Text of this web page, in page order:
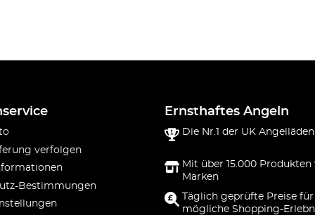
verfolgen
Bestimmungen
Ernsthaftes Angeln
Die Nr.1 der UK
Mit über 15.000 Produkten
Marken
Täglich geprüfte Preise
mögliche Shopping-